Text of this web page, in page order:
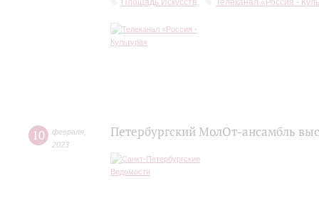
10 февраля
2023
Петербургский МолОт-ансамбль